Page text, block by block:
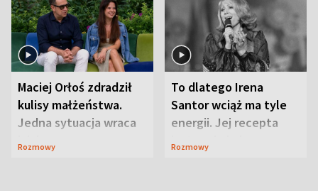
Maciej Orłoś zdradził
kulisy małżeństwa.
Jedna sytuacja wraca
jak bumerang
Rozmowy
To dlatego Irena
Santor wciąż ma tyle
energii. Jej recepta
jest zaskakująco
Rozmowy